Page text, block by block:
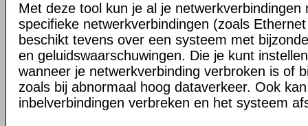
Met deze tool kun je al je netwerkverbindingen
specifieke netwerkverbindingen (zoals
beschikt tevens over een systeem met
en geluidswaarschuwingen. Die je kunt
wanneer je netwerkverbinding verbroken is of
zoals bij abnormaal hoog dataverkeer. Ook
inbelverbindingen verbreken en het systeem